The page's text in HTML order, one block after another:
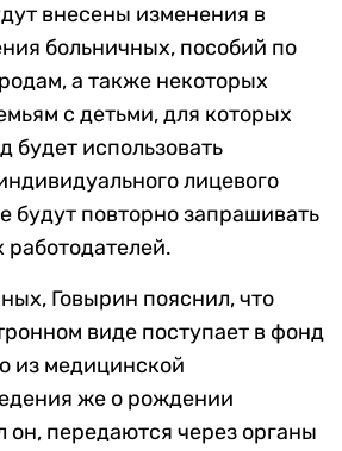
внесены изменения в
больничных, пособий по
а также некоторых
с детьми, для которых
будет использовать
лицевого
будут повторно запрашивать
Говырин пояснил, что
виде поступает в фонд
из медицинской
же о рождении
он, передаются через органы